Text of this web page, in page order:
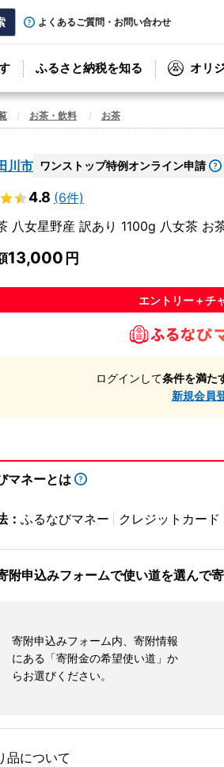
よくあるご質問・お問い合わせ
ふるさと納税を知る オリ
お茶・飲料 お茶
川市 ワンストップ特例オンライン申請
4.8 (6件)
八女星野産 訳あり 1100g 八女茶 お
13,000
エントリー＋チ
ログインして条件を満た
新規会員
マネーとは
： ふるなびマネー クレジットカード
附申込みフォームで使い道を選んで
寄附申込みフォーム内、寄附情報
にある「寄附金の希望使い道」か
らお選びください。
品について